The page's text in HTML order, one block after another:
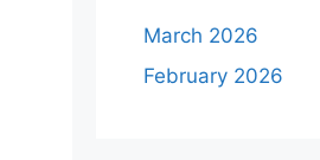
March 2026
February 2026